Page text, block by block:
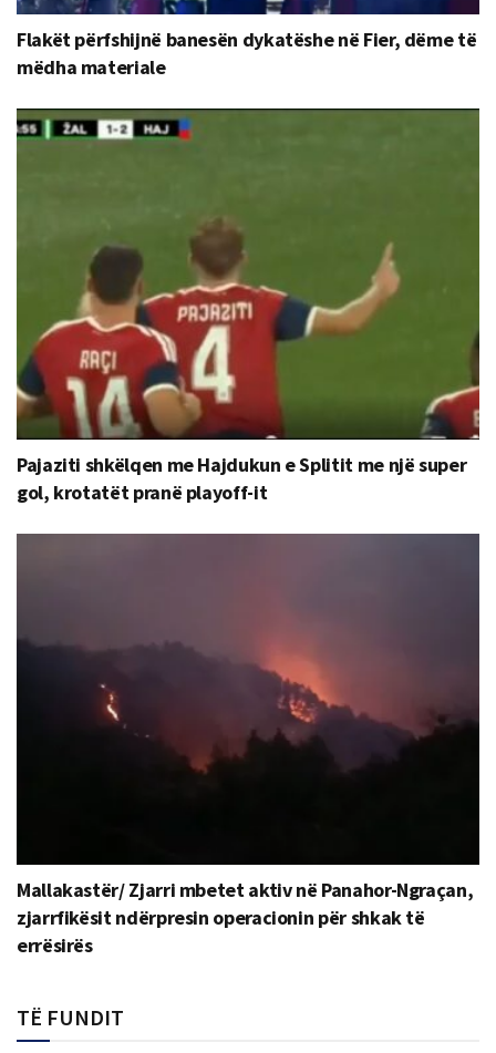
Flakët përfshijnë banesën dykatëshe në Fier, dëme të
mëdha materiale
Pajaziti shkëlqen me Hajdukun e Splitit me një super
gol, krotatët pranë playoff-it
Mallakastër/ Zjarri mbetet aktiv në Panahor-Ngraçan,
zjarrfikësit ndërpresin operacionin për shkak të
errësirës
TË FUNDIT